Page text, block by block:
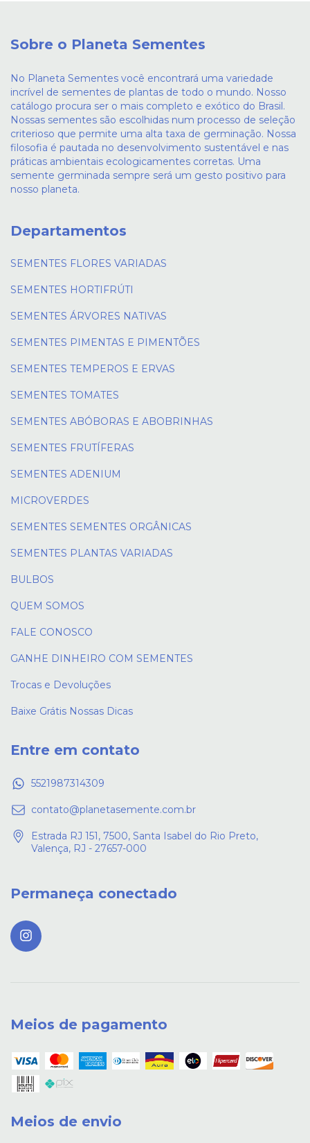
Sobre o Planeta Sementes
No Planeta Sementes você encontrará uma variedade
incrível de sementes de plantas de todo o mundo. Nosso
catálogo procura ser o mais completo e exótico do Brasil.
Nossas sementes são escolhidas num processo de seleção
criterioso que permite uma alta taxa de germinação. Nossa
filosofia é pautada no desenvolvimento sustentável e nas
práticas ambientais ecologicamentes corretas. Uma
semente germinada sempre será um gesto positivo para
nosso planeta.
Departamentos
SEMENTES FLORES VARIADAS
SEMENTES HORTIFRÚTI
SEMENTES ÁRVORES NATIVAS
SEMENTES PIMENTAS E PIMENTÕES
SEMENTES TEMPEROS E ERVAS
SEMENTES TOMATES
SEMENTES ABÓBORAS E ABOBRINHAS
SEMENTES FRUTÍFERAS
SEMENTES ADENIUM
MICROVERDES
SEMENTES SEMENTES ORGÂNICAS
SEMENTES PLANTAS VARIADAS
BULBOS
QUEM SOMOS
FALE CONOSCO
GANHE DINHEIRO COM SEMENTES
Trocas e Devoluções
Baixe Grátis Nossas Dicas
Entre em contato
5521987314309
contato@planetasemente.com.br
Estrada RJ 151, 7500, Santa Isabel do Rio Preto,
Valença, RJ - 27657-000
Permaneça conectado
Meios de pagamento
Meios de envio